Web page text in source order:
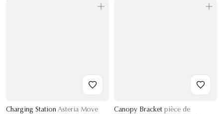
Charging Station Asteria Move
Canopy Bracket pièce de